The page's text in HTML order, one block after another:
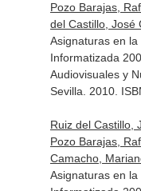
Pozo Barajas,
del Castillo, José
Asignaturas en
Informatizada
Audiovisuales y
Sevilla. 2010.
Ruiz del Castillo,
Pozo Barajas,
Camacho,
Asignaturas en